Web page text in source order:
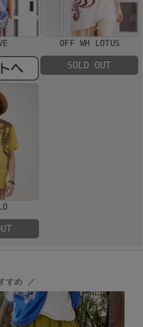
OFF WH LOTUS
SOLD OUT
すめ ／